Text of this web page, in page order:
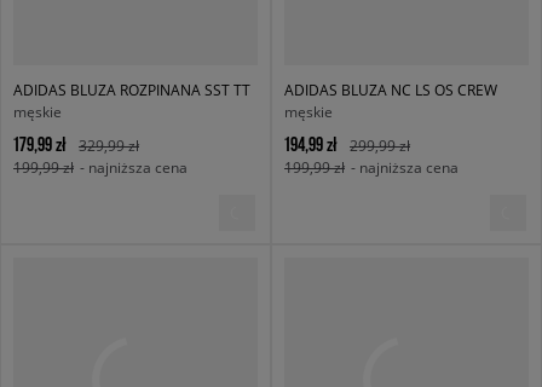
ADIDAS BLUZA ROZPINANA SST TT
męskie
179,99 zł
329,99 zł
199,99 zł - najniższa cena
ADIDAS BLUZA NC LS OS CREW
męskie
194,99 zł
299,99 zł
199,99 zł - najniższa cena